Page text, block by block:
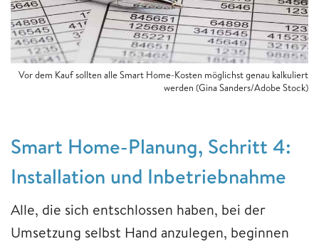
Vor dem Kauf sollten alle Smart Home-Kosten möglichst genau kalkuliert
werden (Gina Sanders/Adobe Stock)
Smart Home-Planung, Schritt 4:
Installation und Inbetriebnahme
Alle, die sich entschlossen haben, bei der
Umsetzung selbst Hand anzulegen, beginnen